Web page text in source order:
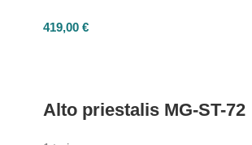
419,00 €
Alto priestalis MG-ST-72